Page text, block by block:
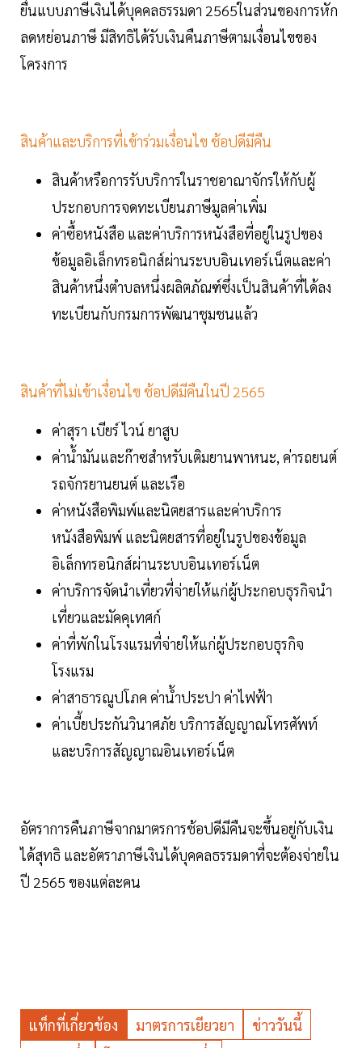
ยื่นแบบภาษีเงินได้บุคคลธรรมดา 2565ในส่วนของการหัก
ลดหย่อนภาษี มีสิทธิได้รับเงินคืนภาษีตามเงื่อนไขของ
โครงการ
สินค้าและบริการที่เข้าร่วมเงื่อนไข ช้อปดีมีคืน
สินค้าหรือการรับบริการในราชอาณาจักรให้กับผู้
ประกอบการจดทะเบียนภาษีมูลค่าเพิ่ม
ค่าซื้อหนังสือ และค่าบริการหนังสือที่อยู่ในรูปของ
ข้อมูลอิเล็กทรอนิกส์ผ่านระบบอินเทอร์เน็ตและค่า
สินค้าหนึ่งตำบลหนึ่งผลิตภัณฑ์ซึ่งเป็นสินค้าที่ได้ลง
ทะเบียนกับกรมการพัฒนาชุมชนแล้ว
สินค้าที่ไม่เข้าเงื่อนไข ช้อปดีมีคืนในปี 2565
ค่าสุรา เบียร์ ไวน์ ยาสูบ
ค่าน้ำมันและก๊าซสำหรับเติมยานพาหนะ, ค่ารถยนต์
รถจักรยานยนต์ และเรือ
ค่าหนังสือพิมพ์และนิตยสารและค่าบริการ
หนังสือพิมพ์ และนิตยสารที่อยู่ในรูปของข้อมูล
อิเล็กทรอนิกส์ผ่านระบบอินเทอร์เน็ต
ค่าบริการจัดนำเที่ยวที่จ่ายให้แก่ผู้ประกอบธุรกิจนำ
เที่ยวและมัคคุเทศก์
ค่าที่พักในโรงแรมที่จ่ายให้แก่ผู้ประกอบธุรกิจ
โรงแรม
ค่าสาธารณูปโภค ค่าน้ำประปา ค่าไฟฟ้า
ค่าเบี้ยประกันวินาศภัย บริการสัญญาณโทรศัพท์
และบริการสัญญาณอินเทอร์เน็ต
อัตราการคืนภาษีจากมาตรการช้อปดีมีคืนจะขึ้นอยู่กับเงิน
ได้สุทธิ และอัตราภาษีเงินได้บุคคลธรรมดาที่จะต้องจ่ายใน
ปี 2565 ของแต่ละคน
แท็กที่เกี่ยวข้อง มาตรการเยียวยา
ข่าววันนี้